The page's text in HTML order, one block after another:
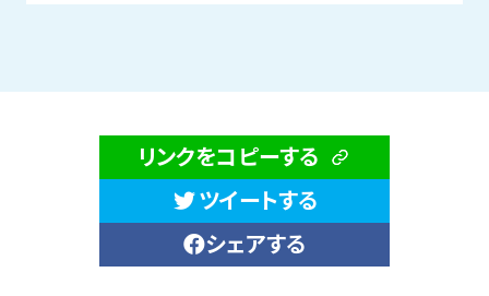
リンクをコピーする
ツイートする
シェアする